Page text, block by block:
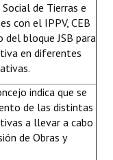
de Tierras e
con el IPPV, CEB
del bloque JSB para
en diferentes
indica que se
de las distintas
a llevar a cabo
de Obras y